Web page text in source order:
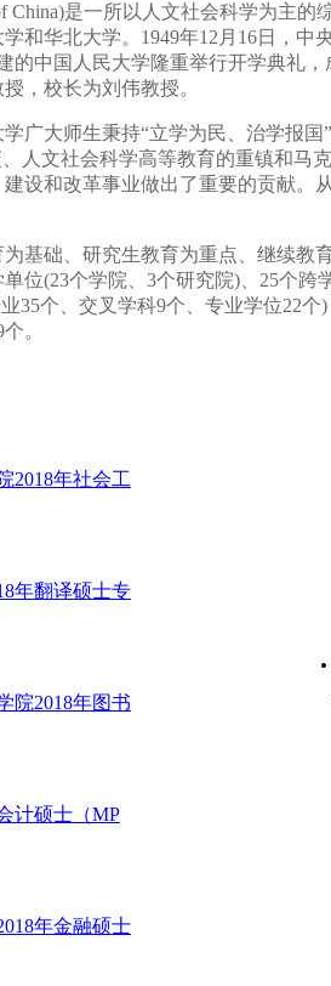
China)是一所以人文社会科学为主
和华北大学。1949年12月16日，
的中国人民大学隆重举行开学典礼
，校长为刘伟教授。
广大师生秉持“立学为民、治学报
人文社会科学高等教育的重镇和
设和改革事业做出了重要的贡献。
基础、研究生教育为重点、继续
位(23个学院、3个研究院)、25个
35个、交叉学科9个、专业学位22
。
2018年社会工
年翻译硕士专
院2018年图书
计硕士（MP
年金融硕士